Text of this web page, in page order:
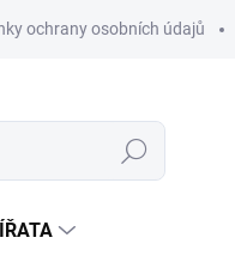
ochrany osobních údajů
Hledat